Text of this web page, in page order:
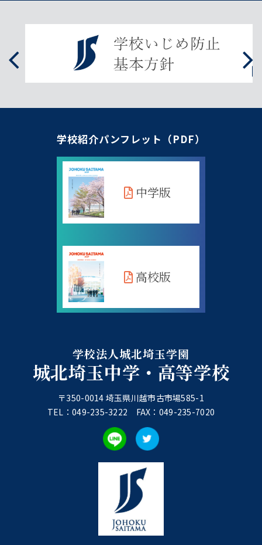
学校法人城北埼玉学園
城北埼玉中学・高等学校
〒350-0014 埼玉県川越市古市場585-1
TEL：049-235-3222 FAX：049-235-7020
学校紹介パンフレット（PDF）
中学版
高校版